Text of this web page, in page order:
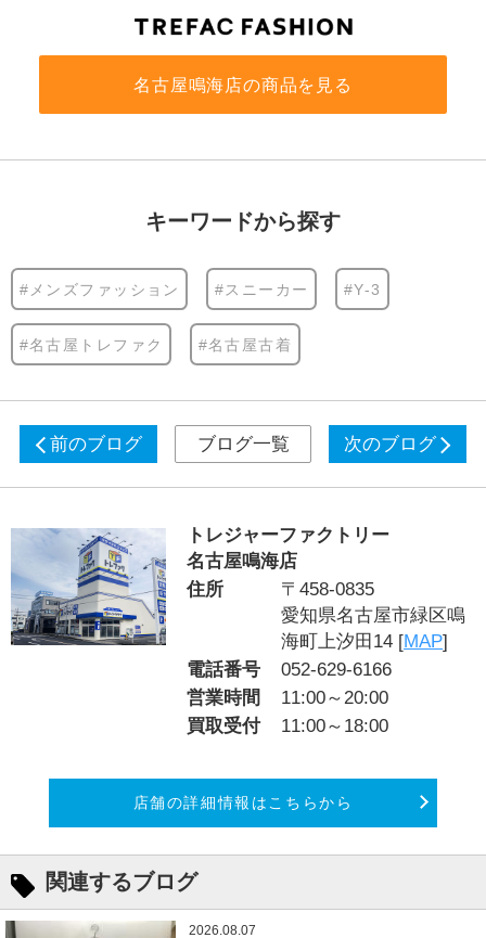
名古屋鳴海店の商品を見る
キーワードから探す
#メンズファッション #スニーカー #Y-3
#名古屋トレファク #名古屋古着
前のブログ ブログ一覧 次のブログ
トレジャーファクトリー
名古屋鳴海店
住所
〒458-0835
愛知県名古屋市緑区鳴
海町上汐田14 [MAP]
電話番号
052-629-6166
営業時間
11:00～20:00
買取受付
11:00～18:00
店舗の詳細情報はこちらから
関連するブログ
2026.08.07